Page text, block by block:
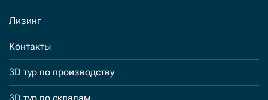
Лизинг
Контакты
3D тур по производству